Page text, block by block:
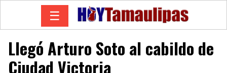
☰
Llegó Arturo Soto al cabildo de
Ciudad Victoria